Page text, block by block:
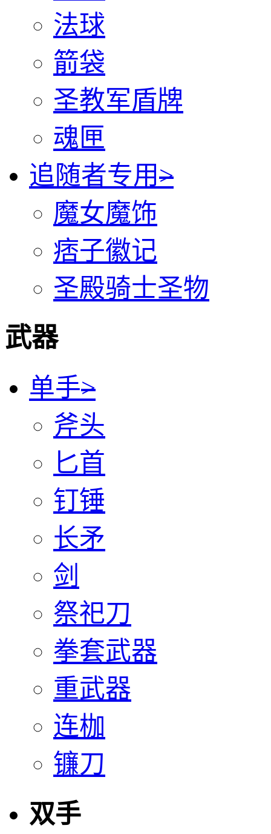
法球
箭袋
圣教军盾牌
魂匣
追随者专用>
魔女魔饰
痞子徽记
圣殿骑士圣物
武器
单手>
斧头
匕首
钉锤
长矛
剑
祭祀刀
拳套武器
重武器
连枷
镰刀
双手